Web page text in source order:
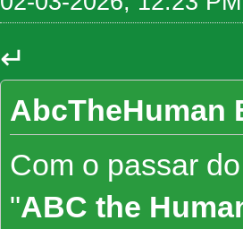
↵
AbcTheHuman
Com o passar
"ABC the